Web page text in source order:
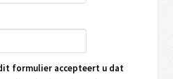
formulier accepteert u dat